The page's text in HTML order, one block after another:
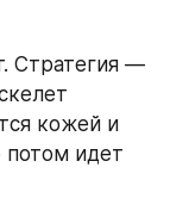
Стратегия —
кожей и
потом идет